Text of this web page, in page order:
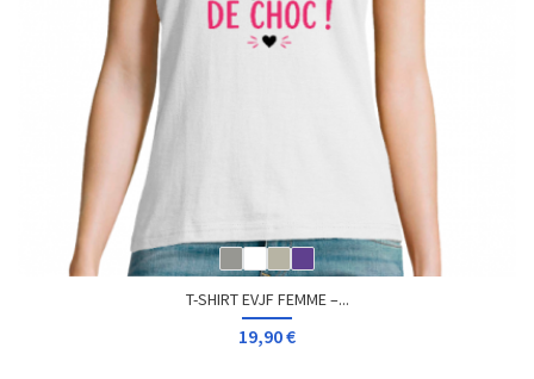
T-SHIRT EVJF FEMME –...
19,90 €